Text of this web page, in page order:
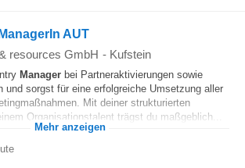
AUT
resources GmbH - Kufstein
Manager bei Partneraktivierungen sowie
und sorgst für eine erfolgreiche Umsetzung aller
Mit deiner strukturierten
Organisationstalent trägst du maßgeblich...
Mehr anzeigen